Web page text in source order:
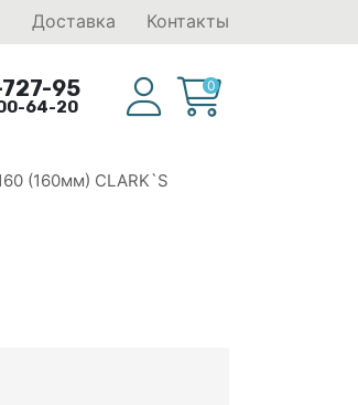
Доставка Контакты
95
64-20
0
(160мм) CLARK`S